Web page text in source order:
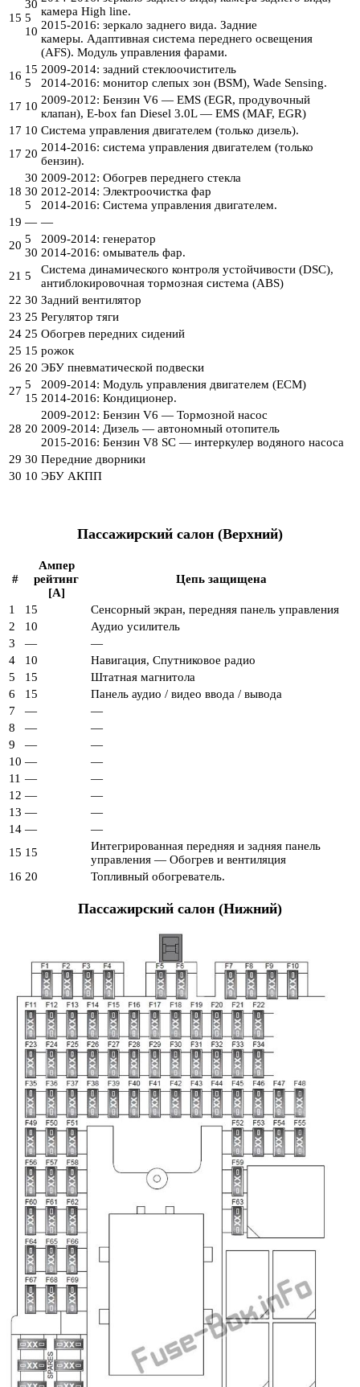
15
30
5
10
камера High line.
2015-2016: зеркало заднего вида. Задние
камеры. Адаптивная система переднего освещения
(AFS). Модуль управления фарами.
16 15
5
2009-2014: задний стеклоочиститель
2014-2016: монитор слепых зон (BSM), Wade Sensing.
17 10 2009-2012: Бензин V6 — EMS (EGR, продувочный
клапан), E-box fan Diesel 3.0L — EMS (MAF, EGR)
17 10 Система управления двигателем (только дизель).
17 20 2014-2016: система управления двигателем (только
бензин).
18
30
30
5
2009-2012: Обогрев переднего стекла
2012-2014: Электроочистка фар
2014-2016: Система управления двигателем.
19 — —
20 5
30
2009-2014: генератор
2014-2016: омыватель фар.
21 5
Система динамического контроля устойчивости (DSC),
антиблокировочная тормозная система (ABS)
22 30 Задний вентилятор
23 25 Регулятор тяги
24 25 Обогрев передних сидений
25 15 рожок
26 20 ЭБУ пневматической подвески
27 5
15
2009-2014: Модуль управления двигателем (ECM)
2014-2016: Кондиционер.
28 20
2009-2012: Бензин V6 — Тормозной насос
2009-2014: Дизель — автономный отопитель
2015-2016: Бензин V8 SC — интеркулер водяного насоса
29 30 Передние дворники
30 10 ЭБУ АКПП
Пассажирский салон (Верхний)
#
Ампер
рейтинг
[A]
Цепь защищена
1 15
Сенсорный экран, передняя панель управления
2
10
Аудио усилитель
3
—
—
4
10
Навигация, Спутниковое радио
5
15
Штатная магнитола
6
15
Панель аудио / видео ввода / вывода
7
—
—
8
—
—
9
—
—
10 —
—
11 —
—
12 —
—
13 —
—
14 —
—
15 15
Интегрированная передняя и задняя панель
управления — Обогрев и вентиляция
16 20 Топливный обогреватель.
Пассажирский салон (Нижний)